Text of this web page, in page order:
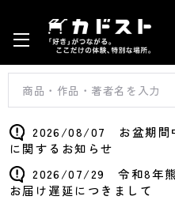
2026/08/07 お盆期間
に関するお知らせ
2026/07/29 令和8年熊
お届け遅延につきまして